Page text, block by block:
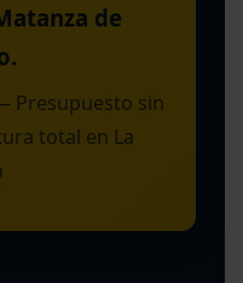
de
Presupuesto sin
total en La